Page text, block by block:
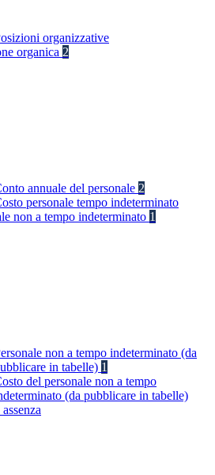
organizzative
organica 2
annuale del personale 2
personale tempo indeterminato
non a tempo indeterminato 1
non a tempo indeterminato (da
in tabelle) 1
del personale non a tempo
(da pubblicare in tabelle)